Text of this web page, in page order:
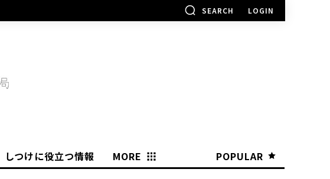
SEARCH LOGIN
POPULAR
しつけに役立つ情報 MORE